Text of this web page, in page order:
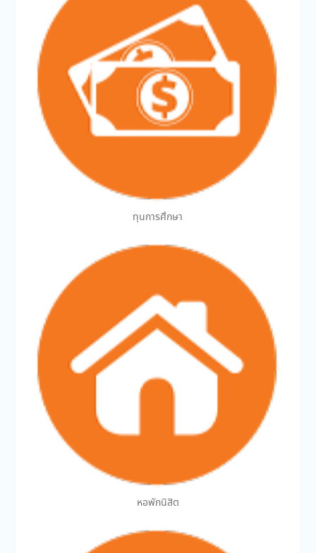
ทุนการศึกษา
หอพักนิสิต